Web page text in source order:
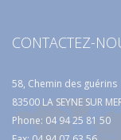
CONTACTEZ-
58, Chemin des guérins
83500 LA SEYNE SUR
Phone: 04 94 25 81 50